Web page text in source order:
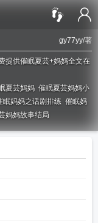
gy77yy/著
提供催眠夏芸+妈妈全文在
夏芸妈妈 催眠夏芸妈妈小
眠妈妈之话剧排练 催眠妈
妈妈故事结局